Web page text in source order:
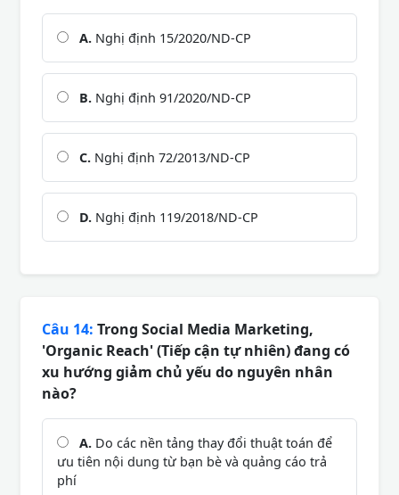
A. Nghị định 15/2020/ND-CP
B. Nghị định 91/2020/ND-CP
C. Nghị định 72/2013/ND-CP
D. Nghị định 119/2018/ND-CP
Câu 14: Trong Social Media Marketing,
'Organic Reach' (Tiếp cận tự nhiên) đang có
xu hướng giảm chủ yếu do nguyên nhân
nào?
A. Do các nền tảng thay đổi thuật toán để
ưu tiên nội dung từ bạn bè và quảng cáo trả
phí